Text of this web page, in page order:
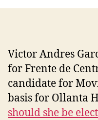
Victor Andres
for Frente de
candidate for
basis for Ollanta
should she be